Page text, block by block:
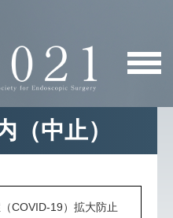
（中止）
COVID-19）拡大防止